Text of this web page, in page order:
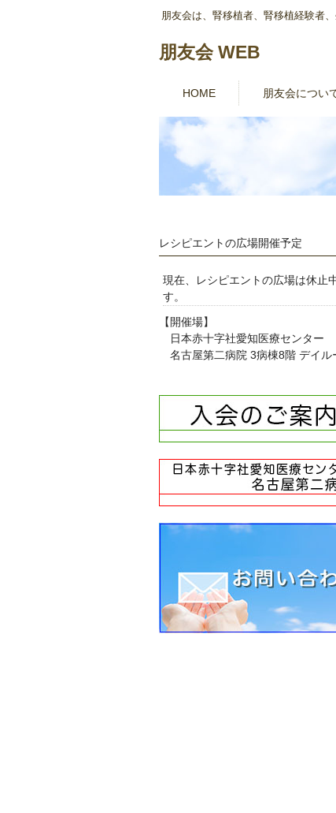
朋友会は、腎移植者、腎移植経験者
朋友会 WEB
HOME 朋友会につい
レシピエントの広場開催予定
現在、レシピエントの広場は休止
す。
【開催場】
日本赤十字社愛知医療センター
名古屋第二病院 3病棟8階 デイル